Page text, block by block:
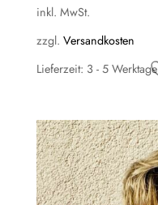
inkl. MwSt.
zzgl. Versandkosten
Lieferzeit: 3 - 5 Werktage